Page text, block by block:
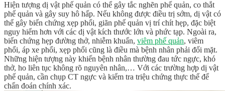
Hiện tượng dị vật phế quản có thể gây tắc nghẽn phế quản, co thắt
phế quản và gây suy hô hấp. Nếu không được điều trị sớm, dị vật có
thể gây biến chứng xẹp phổi, giãn phế quản vị trí chít hẹp, đặc biệt
nguy hiểm hơn với các dị vật kích thước lớn và phức tạp. Ngoài ra,
biến chứng hẹp đường thở, nhiễm khuẩn, viêm phế quản, viêm
phổi, áp xe phổi, xẹp phổi cũng là điều mà bệnh nhân phải đối mặt.
Những hiện tượng này khiến bệnh nhân thường đau tức ngực, khó
thở, ho liên tục không rõ nguyên nhân,… Với các trường hợp dị vật
phế quản, cần chụp CT ngực và kiểm tra triệu chứng thực thể để
chẩn đoán chính xác.